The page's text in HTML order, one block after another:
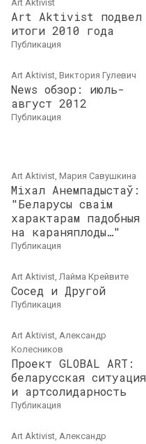
Art Aktivist
Art Aktivist подвел
итоги 2010 года
публикация
Art Aktivist, Виктория Гулевич
News обзор: июль-
август 2012
публикация
Art Aktivist, Мария Савушкина
Міхал Анемпадыстаў:
"Беларусы сваім
характарам падобныя
на караняплоды…"
публикация
Art Aktivist, Лайма Крейвите
Сосед и Другой
публикация
Art Aktivist, Александр
Колесников
Проект GLOBAL ART:
беларусская ситуация
и артсолидарность
публикация
Art Aktivist, Александр